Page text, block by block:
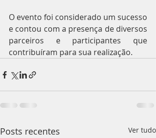
O evento foi considerado um sucesso
e contou com a presença de diversos
parceiros e participantes que
contribuíram para sua realização.
Posts recentes Ver tudo